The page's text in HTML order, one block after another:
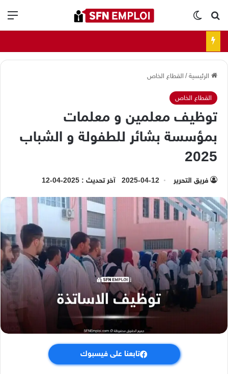
بحث عنالوضع المظلم
الرئيسية/ القطاع الخاص
القطاع الخاص
توظيف معلمين و معلمات
بمؤسسة بشائر للطفولة و الشباب
2025
فريق التحرير 2025-04-12 آخر تحديث : 2025-04-12
تابعنا على فيسبوك